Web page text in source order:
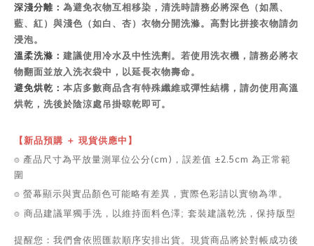
深淺分離： 為避免衣物互相移染，清洗時請務必將深色（如黑、
藍、紅）與淺色（如白、杏）衣物分開洗滌。高對比拼接衣物請勿
浸泡。
溫柔洗滌： 建議使用冷水及中性洗劑。若使用洗衣機，請務必將衣
物翻面並放入洗衣袋中，以延長衣物壽命。
避免烘乾： 本店多數商品含有特殊纖維或彈性結構，請勿使用高溫
烘乾，洗後於陰涼處吊掛晾乾即可。
【新品預購 ＋ 現貨供應中】
⌾ 產品尺寸為平放量測單位公分(cm)，誤差值 ±2.5cm 為正常範
圍
⌾ 螢幕顯示與實品顏色可能略有差異，實際色彩請以實物為準。
⌾ 商品建議單獨手洗，以維持面料色澤; 套裝建議乾洗，保持版型
提醒您：我們會依照匯款順序安排出貨。現貨商品將於對帳成功後